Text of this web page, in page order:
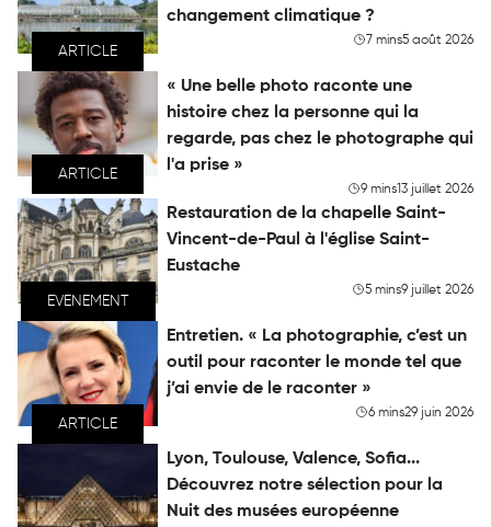
ARTICLE
changement climatique ?
7 mins5 août 2026
ARTICLE
« Une belle photo raconte une
histoire chez la personne qui la
regarde, pas chez le photographe qui
l'a prise »
9 mins13 juillet 2026
EVENEMENT
Restauration de la chapelle Saint-
Vincent-de-Paul à l'église Saint-
Eustache
5 mins9 juillet 2026
ARTICLE
Entretien. « La photographie, c’est un
outil pour raconter le monde tel que
j’ai envie de le raconter »
6 mins29 juin 2026
Lyon, Toulouse, Valence, Sofia...
Découvrez notre sélection pour la
Nuit des musées européenne